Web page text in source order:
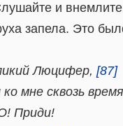
и
запела. Это
Люцифер, [87]
мне сквозь
Приди!